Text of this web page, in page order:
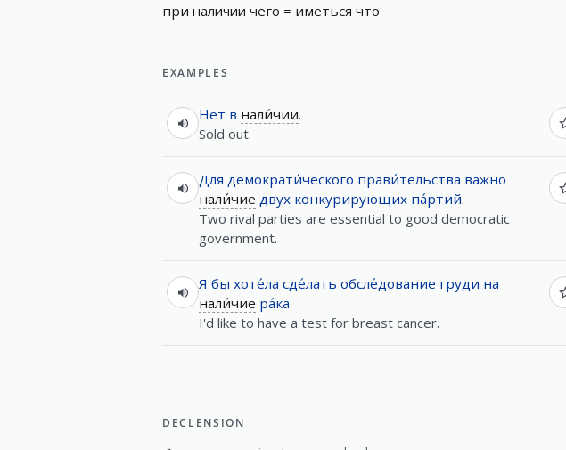
при наличии чего = иметься что
EXAMPLES
Нет в нали́чии.
Sold out.
Для демократи́ческого прави́тельства важно
нали́чие двух конкурирующих па́ртий.
Two rival parties are essential to good democratic
government.
Я бы хоте́ла сде́лать обсле́дование груди на
нали́чие ра́ка.
I'd like to have a test for breast cancer.
DECLENSION